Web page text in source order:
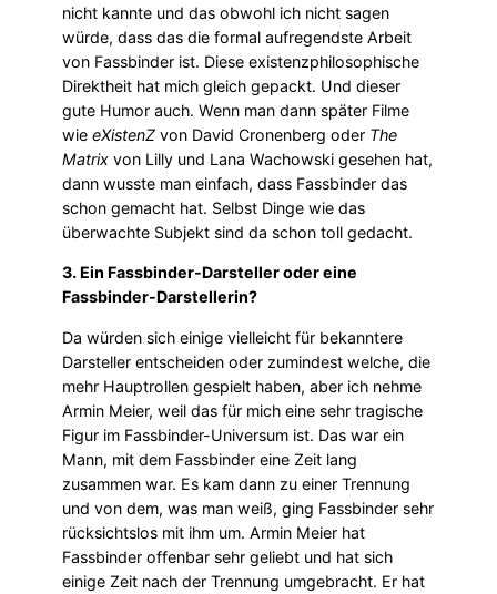
nicht kannte und das obwohl ich nicht sagen
würde, dass das die formal aufregendste Arbeit
von Fassbinder ist. Diese existenzphilosophische
Direktheit hat mich gleich gepackt. Und dieser
gute Humor auch. Wenn man dann später Filme
wie eXistenZ von David Cronenberg oder The
Matrix von Lilly und Lana Wachowski gesehen hat,
dann wusste man einfach, dass Fassbinder das
schon gemacht hat. Selbst Dinge wie das
überwachte Subjekt sind da schon toll gedacht.
3. Ein Fassbinder-Darsteller oder eine
Fassbinder-Darstellerin?
Da würden sich einige vielleicht für bekanntere
Darsteller entscheiden oder zumindest welche, die
mehr Hauptrollen gespielt haben, aber ich nehme
Armin Meier, weil das für mich eine sehr tragische
Figur im Fassbinder-Universum ist. Das war ein
Mann, mit dem Fassbinder eine Zeit lang
zusammen war. Es kam dann zu einer Trennung
und von dem, was man weiß, ging Fassbinder sehr
rücksichtslos mit ihm um. Armin Meier hat
Fassbinder offenbar sehr geliebt und hat sich
einige Zeit nach der Trennung umgebracht. Er hat